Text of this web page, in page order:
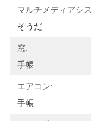
マルチメディアシ
そうだ
窓:
手帳
エアコン:
手帳